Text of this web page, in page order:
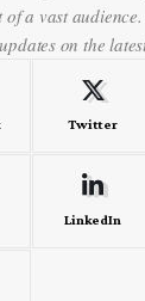
of a vast
on the
Twitter
LinkedIn